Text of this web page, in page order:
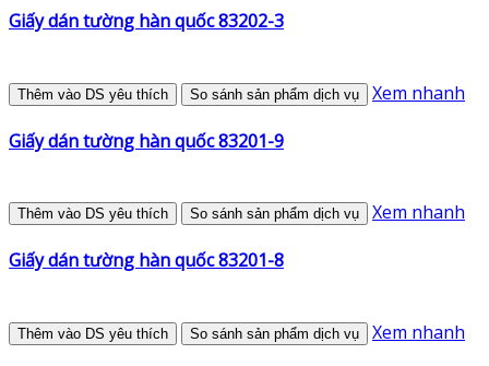
Giấy dán tường hàn quốc 83202-3
Thêm vào DS yêu thích So sánh sản phẩm dịch vụ Xem nhanh
Giấy dán tường hàn quốc 83201-9
Thêm vào DS yêu thích So sánh sản phẩm dịch vụ Xem nhanh
Giấy dán tường hàn quốc 83201-8
Thêm vào DS yêu thích So sánh sản phẩm dịch vụ Xem nhanh